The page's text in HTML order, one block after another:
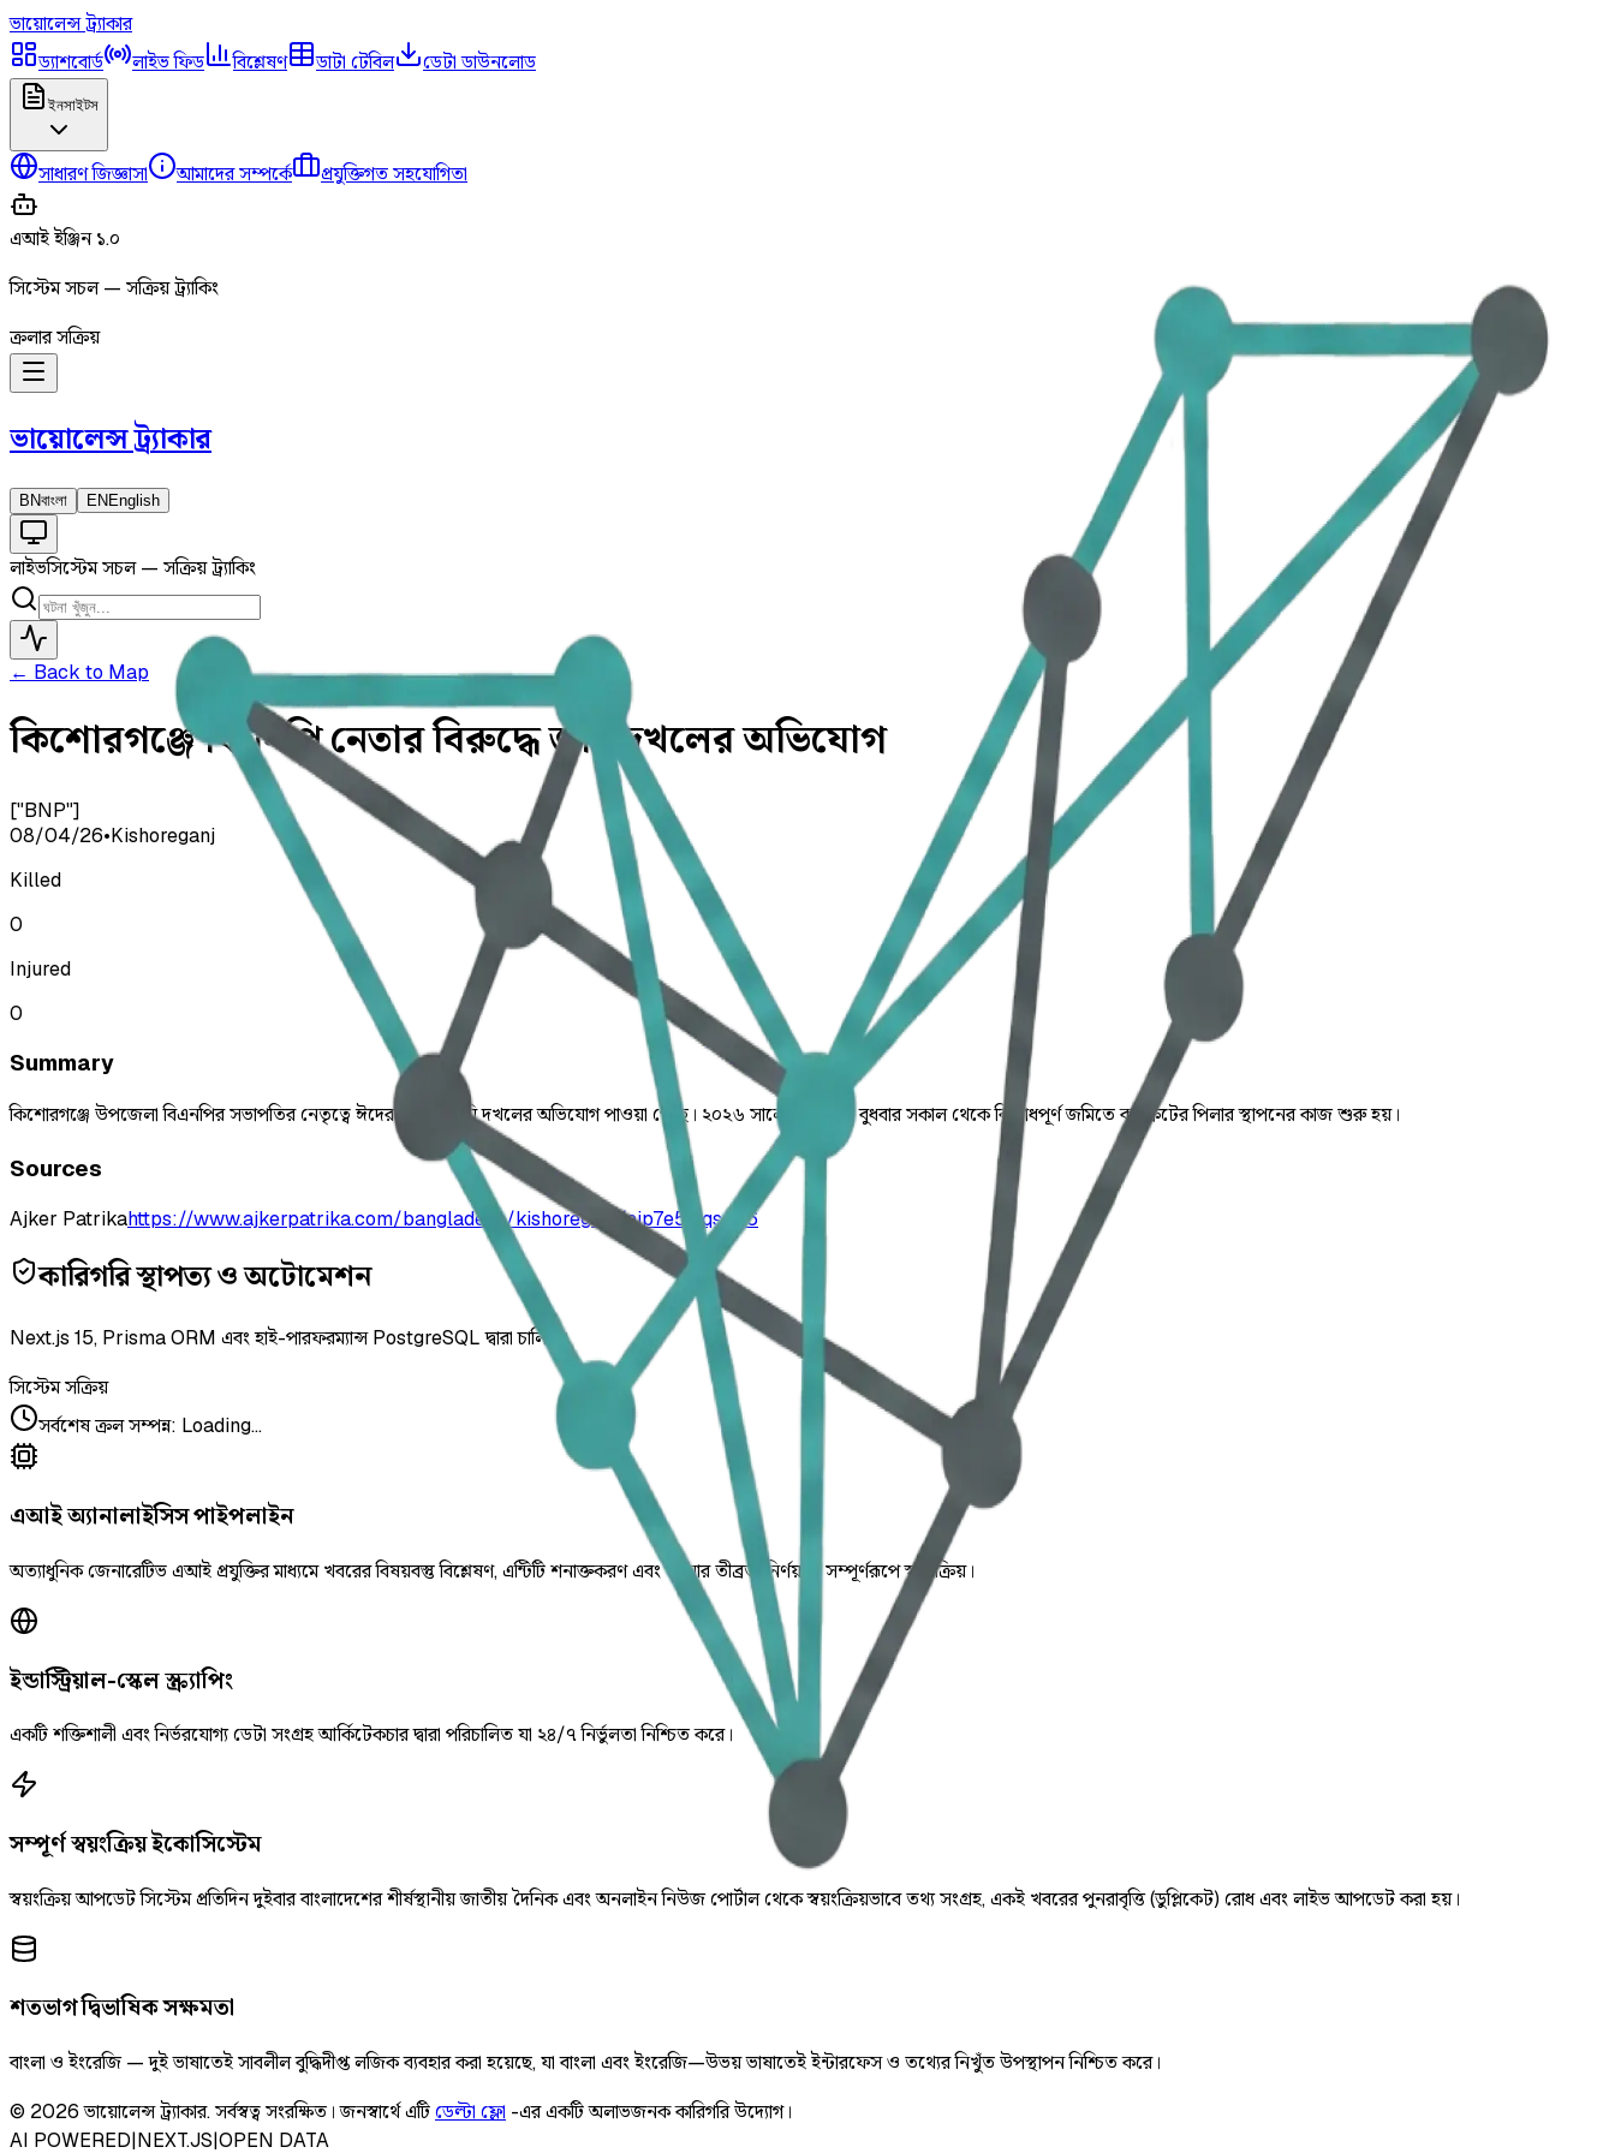
ভায়োলেন্সট্র্যাকার
ড্যাশবোর্ড
লাইভ ফিড বিশ্লেষণ ডাটা টেবিল ডেটা ডাউনলোড
ইনসাইটস
সাধারণ জিজ্ঞাসা আমাদের সম্পর্কে প্রযুক্তিগত সহযোগিতা
এআই ইঞ্জিন ১.০
সিস্টেম সচল — সক্রিয় ট্র্যাকিং
ক্রলার সক্রিয়
ভায়োলেন্সট্র্যাকার
BNবাংলা EN English
লাইভসিস্টেম সচল — সক্রিয় ট্র্যাকিং
← Back to Map
কিশোরগঞ্জে বিএনপি নেতার বিরুদ্ধে জমি দখলের অভিযোগ
["BNP"]
08/04/26•Kishoreganj
Killed
0
Injured
0
Summary
কিশোরগঞ্জে উপজেলা বিএনপির সভাপতির নেতৃত্বে ঈদের ছুটিতে জমি দখলের অভিযোগ পাওয়া গেছে। ২০২৬ সালের ৮ এপ্রিল বুধবার সকাল থেকে বিরোধপূর্ণ জমিতে কংক্রিটের পিলার স্থাপনের কাজ শুরু হয়।
Sources
Ajker Patrikahttps://www.ajkerpatrika.com/bangladesh/kishoreganj/ajp7e5jzqsu46
কারিগরি স্থাপত্য ও অটোমেশন
Next.js 15, Prisma ORM এবং হাই-পারফরম্যান্স PostgreSQL দ্বারা চালিত।
সিস্টেম সক্রিয়
সর্বশেষ ক্রল সম্পন্ন: Loading...
এআই অ্যানালাইসিস পাইপলাইন
অত্যাধুনিক জেনারেটিভ এআই প্রযুক্তির মাধ্যমে খবরের বিষয়বস্তু বিশ্লেষণ, এন্টিটি শনাক্তকরণ এবং ঘটনার তীব্রতা নির্ণয় যা সম্পূর্ণরূপে স্বয়ংক্রিয়।
ইন্ডাস্ট্রিয়াল-স্কেল স্ক্র্যাপিং
একটি শক্তিশালী এবং নির্ভরযোগ্য ডেটা সংগ্রহ আর্কিটেকচার দ্বারা পরিচালিত যা ২৪/৭ নির্ভুলতা নিশ্চিত করে।
সম্পূর্ণ স্বয়ংক্রিয় ইকোসিস্টেম
স্বয়ংক্রিয় আপডেট সিস্টেম প্রতিদিন দুইবার বাংলাদেশের শীর্ষস্থানীয় জাতীয় দৈনিক এবং অনলাইন নিউজ পোর্টাল থেকে স্বয়ংক্রিয়ভাবে তথ্য সংগ্রহ, একই খবরের পুনরাবৃত্তি (ডুপ্লিকেট) রোধ এবং লাইভ আপডেট করা হয়।
শতভাগ দ্বিভাষিক সক্ষমতা
বাংলা ও ইংরেজি — দুই ভাষাতেই সাবলীল বুদ্ধিদীপ্ত লজিক ব্যবহার করা হয়েছে, যা বাংলা এবং ইংরেজি—উভয় ভাষাতেই ইন্টারফেস ও তথ্যের নিখুঁত উপস্থাপন নিশ্চিত করে।
© 2026 ভায়োলেন্স ট্র্যাকার.সর্বস্বত্ব সংরক্ষিত। জনস্বার্থে এটিডেল্টা ফ্লো -এর একটি অলাভজনক কারিগরি উদ্যোগ।
AI POWERED|NEXT.JS|OPEN DATA